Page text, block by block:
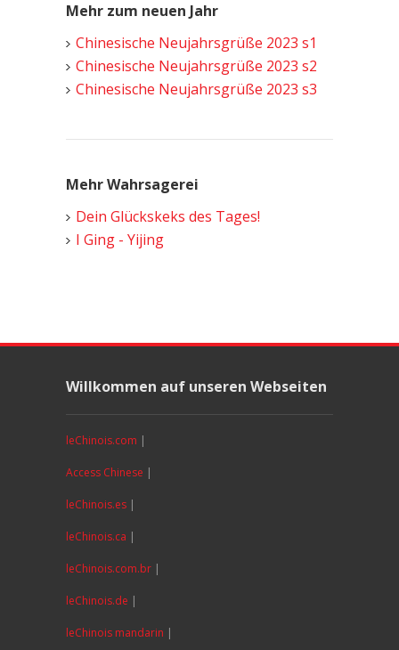
Mehr zum neuen Jahr
Chinesische Neujahrsgrüße 2023 s1
Chinesische Neujahrsgrüße 2023 s2
Chinesische Neujahrsgrüße 2023 s3
Mehr Wahrsagerei
Dein Glückskeks des Tages!
I Ging - Yijing
Willkommen auf unseren Webseiten
leChinois.com |
Access Chinese |
leChinois.es |
leChinois.ca |
leChinois.com.br |
leChinois.de |
leChinois mandarin |